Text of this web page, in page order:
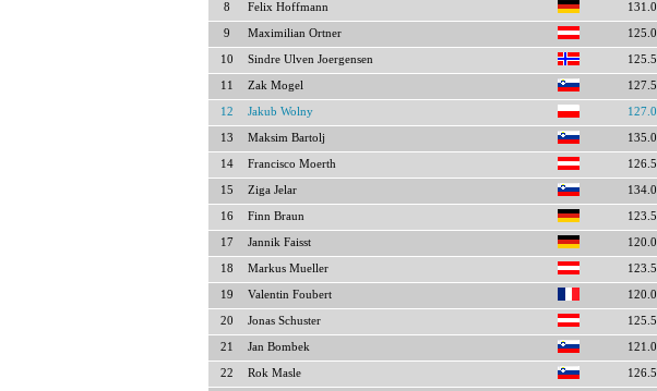
8 Felix Hoffmann 131.0
9 Maximilian Ortner 125.0
10 Sindre Ulven Joergensen 125.5
11 Zak Mogel 127.5
12 Jakub Wolny 127.0
13 Maksim Bartolj 135.0
14 Francisco Moerth 126.5
15 Ziga Jelar 134.0
16 Finn Braun 123.5
17 Jannik Faisst 120.0
18 Markus Mueller 123.5
19 Valentin Foubert 120.0
20 Jonas Schuster 125.5
21 Jan Bombek 121.0
22 Rok Masle 126.5